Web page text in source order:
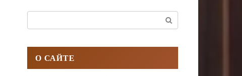
О САЙТЕ